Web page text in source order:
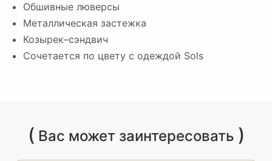
Обшивные люверсы
Металлическая застежка
Козырек–сэндвич
Сочетается по цвету с одеждой Sols
( Вас может заинтересовать )